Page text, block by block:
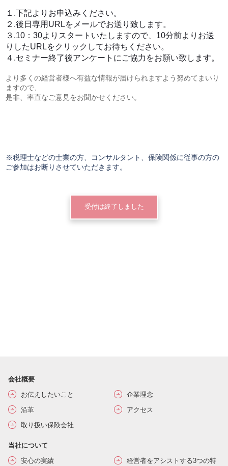
１.下記よりお申込みください。
２.後日専用URLをメールでお送り致します。
３.10：30よりスタートいたしますので、10分前よりお送
りしたURLをクリックしてお待ちください。
４.セミナー終了後アンケートにご協力をお願い致します。
より多くの経営者様へ有益な情報が届けられますよう努めてまいり
ますので、
是非、率直なご意見をお聞かせください。
※税理士などの士業の方、コンサルタント、保険関係に従事の方の
ご参加はお断りさせていただきます。
受付は終了しました
会社概要
お伝えしたいこと
企業理念
沿革
アクセス
取り扱い保険会社
当社について
安心の実績
経営者をアシストする3つの特